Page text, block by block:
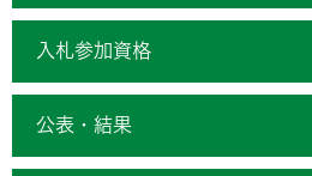
入札参加資格
公表・結果